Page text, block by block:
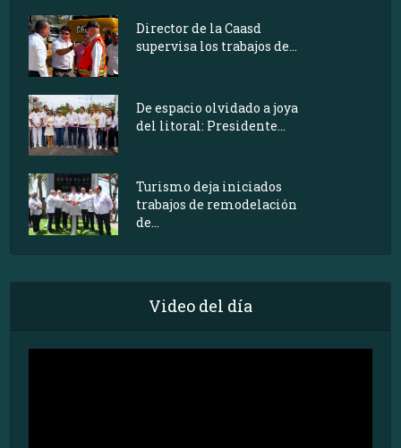
Director de la Caasd
supervisa los trabajos de...
De espacio olvidado a joya
del litoral: Presidente...
Turismo deja iniciados
trabajos de remodelación
de...
Video del día